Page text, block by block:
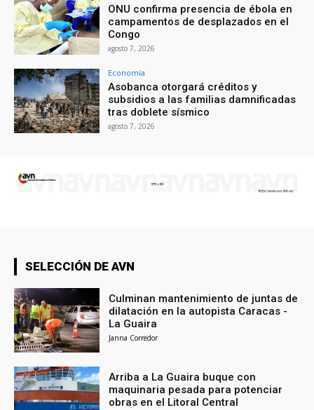
ONU confirma presencia de ébola en
campamentos de desplazados en el
Congo
agosto 7, 2026
Economía
Asobanca otorgará créditos y
subsidios a las familias damnificadas
tras doblete sísmico
agosto 7, 2026
SELECCIÓN DE AVN
Culminan mantenimiento de juntas de
dilatación en la autopista Caracas -
La Guaira
Janna Corredor
Arriba a La Guaira buque con
maquinaria pesada para potenciar
obras en el Litoral Central